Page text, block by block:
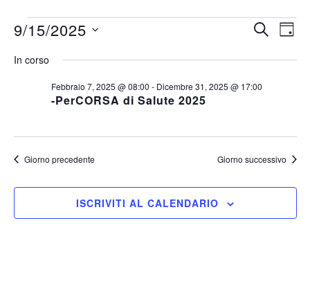
Eventi
Settembre
2025
Eventi
viste
CERCA
9/15/2025
la
In corso
-PerCORSA di Salute 2025
Febbraio 7, 2025 @ 08:00 - Dicembre 31, 2025 @ 17:00
Giorno precedente Giorno successivo
ISCRIVITI AL CALENDARIO